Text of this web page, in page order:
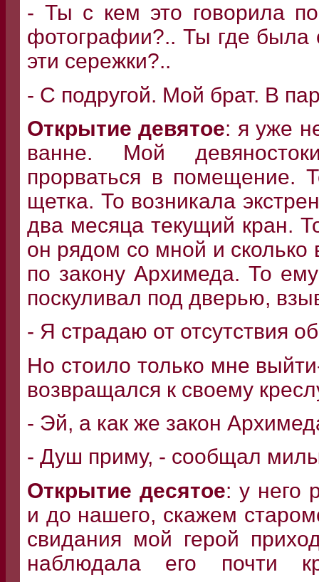
- Ты с кем это говорила
фотографии?.. Ты где была
эти сережки?..
- С подругой. Мой брат. В
Открытие девятое: я уже
ванне. Мой
прорваться в помещение.
щетка. То возникала
два месяца текущий кран.
он рядом со мной и
по закону Архимеда. То
поскуливал под дверью,
- Я страдаю от отсутствия
Но стоило только мне
возвращался к своему
- Эй, а как же закон
- Душ приму, - сообщал
Открытие десятое: у него
и до нашего, скажем
свидания мой герой
наблюдала его почти